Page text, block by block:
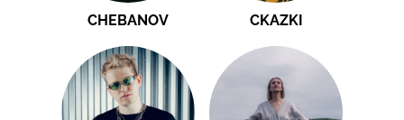
CHEBANOV CKAZKI